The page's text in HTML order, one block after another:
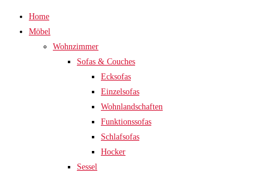
Home
Möbel
Wohnzimmer
Sofas & Couches
Ecksofas
Einzelsofas
Wohnlandschaften
Funktionssofas
Schlafsofas
Hocker
Sessel